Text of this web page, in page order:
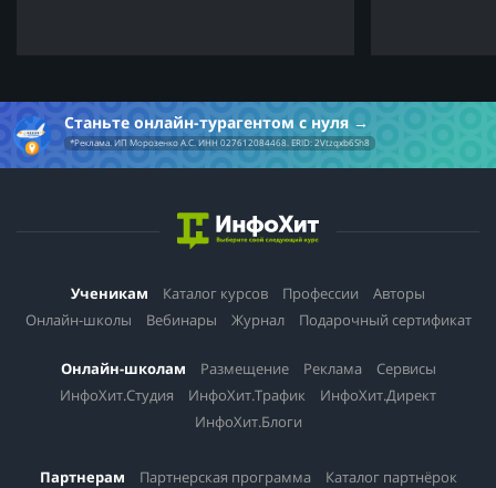
Станьте онлайн-турагентом с нуля
*Реклама. ИП Морозенко А.С. ИНН 027612084468. ERID: 2Vtzqxb6Sh8
Ученикам Каталог курсов Профессии
Авторы
Онлайн-школы
Вебинары Журнал Подарочный сертификат
Онлайн-школам Размещение Реклама
Сервисы
ИнфоХит.Студия
ИнфоХит.Трафик
ИнфоХит.Директ
ИнфоХит.Блоги
Партнерам Партнерская программа Каталог партнёрок